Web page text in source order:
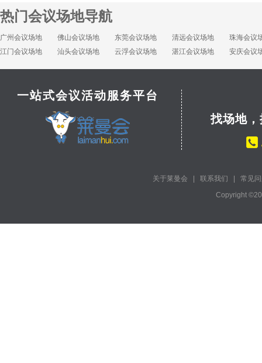
热门会议场地导航
广州会议场地 佛山会议场地 东莞会议场地 清远会议场地
珠海会议
江门会议场地
汕头会议场地 云浮会议场地 湛江会议场地 安庆会议
一站式会议活动服务平台
找场地
关于莱曼会 联系我们
常见
Copyright